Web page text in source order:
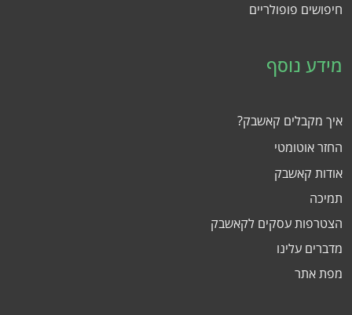
חיפושים פופולריים
מידע נוסף
איך מקבלים קאשבק?
החזר אוטומטי
אודות קאשבק
תמיכה
הצטרפות עסקים לקאשבק
מדברים עלינו
מפת אתר